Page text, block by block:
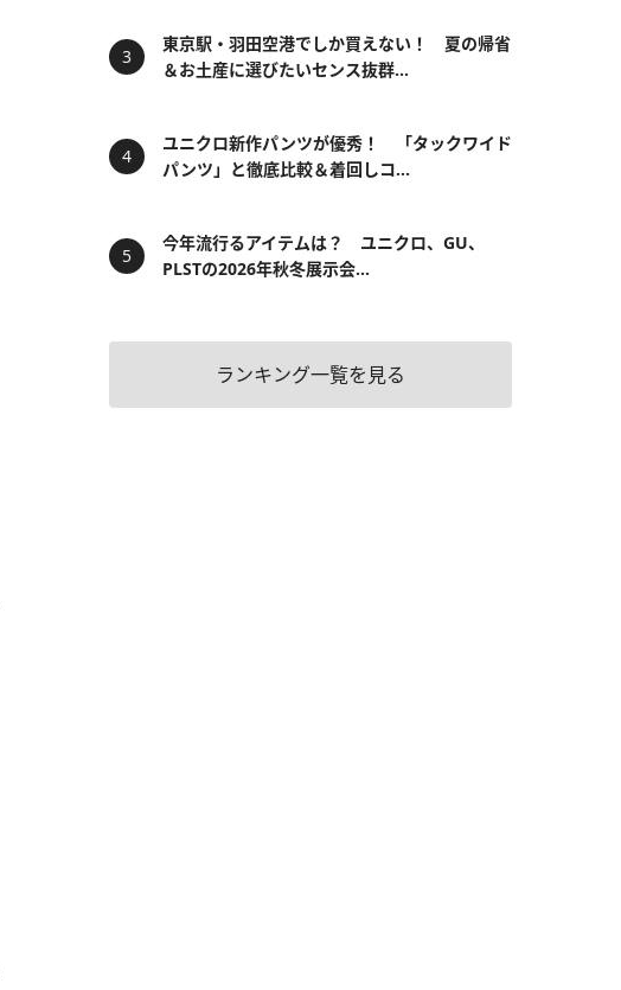
東京駅・羽田空港でしか買えない！ 夏の帰省
＆お土産に選びたいセンス抜群...
ユニクロ新作パンツが優秀！ 「タックワイド
パンツ」と徹底比較＆着回しコ...
今年流行るアイテムは？ ユニクロ、GU、
PLSTの2026年秋冬展示会...
ランキング一覧を見る